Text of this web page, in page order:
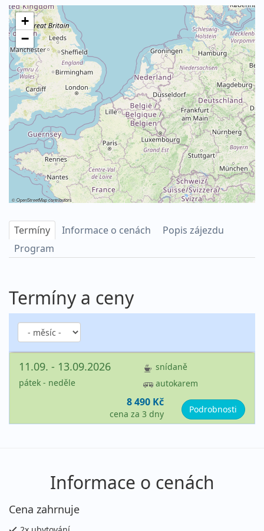
+
−
©OpenStreetMapcontributors
Termíny Informace o cenách
Popis zájezdu
Program
Termíny a ceny
11.09. - 13.09.2026
pátek - neděle
snídaně
autokarem
8 490 Kč
cena za 3 dny Podrobnosti
Informace o cenách
Cena zahrnuje